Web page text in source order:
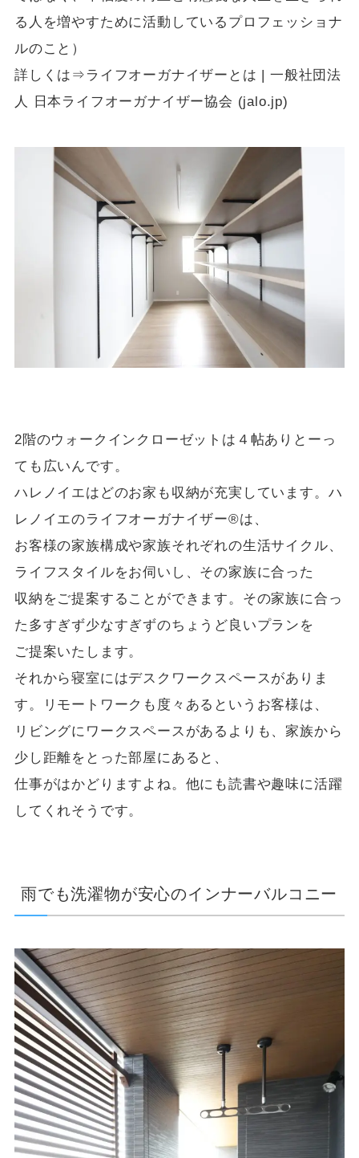
る人を増やすために活動しているプロフェッショナ
ルのこと）
詳しくは⇒ライフオーガナイザーとは | 一般社団法
人 日本ライフオーガナイザー協会 (jalo.jp)
2階のウォークインクローゼットは４帖ありとーっ
ても広いんです。
ハレノイエはどのお家も収納が充実しています。ハ
レノイエのライフオーガナイザー®は、
お客様の家族構成や家族それぞれの生活サイクル、
ライフスタイルをお伺いし、その家族に合った
収納をご提案することができます。その家族に合っ
た多すぎず少なすぎずのちょうど良いプランを
ご提案いたします。
それから寝室にはデスクワークスペースがありま
す。リモートワークも度々あるというお客様は、
リビングにワークスペースがあるよりも、家族から
少し距離をとった部屋にあると、
仕事がはかどりますよね。他にも読書や趣味に活躍
してくれそうです。
雨でも洗濯物が安心のインナーバルコニー